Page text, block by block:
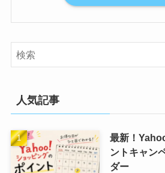
人気記事
最新！
ントキャン
ダー